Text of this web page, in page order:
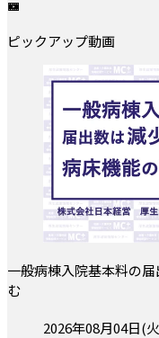
ピックアップ動画
一般病棟入院基本料の
む
投稿日:2026年08月04日(